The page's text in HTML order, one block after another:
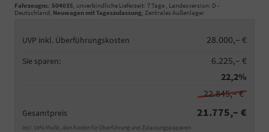
Fahrzeugnr.: 504035, unverbindliche Lieferzeit: 7 Tage , Landesversion: D -
Deutschland, Neuwagen mit Tageszulassung, Zentrales Außenlager
UVP inkl. Überführungskosten 28.000,– €
Sie sparen:
6.225,– €
22,2%
22.845,– €
Gesamtpreis 21.775,– €
incl. 19% MwSt., den Kosten für Überführung und Zulassungspapieren